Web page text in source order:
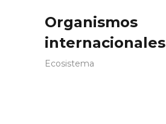
Organismos
internacionales
Ecosistema